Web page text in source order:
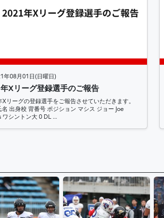
年08月01日(日曜日)
Xリーグ登録選手のご報告
Xリーグの登録選手をご報告させていただきます。
名 出身校 背番号 ポジション マシス ジョー Joe
ワシントン大 0 DL …